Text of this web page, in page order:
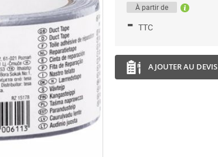
À partir de
- TTC
AJOUTER AU DEVIS